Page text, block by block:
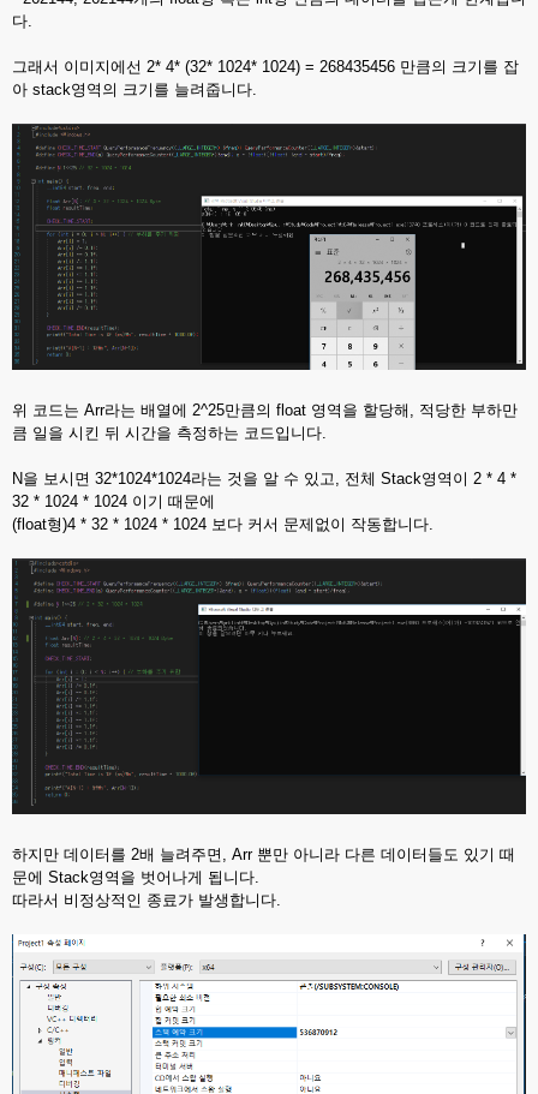
다.
그래서 이미지에선 2* 4* (32* 1024* 1024) = 268435456 만큼의 크기를 잡
아 stack영역의 크기를 늘려줍니다.
위 코드는 Arr라는 배열에 2^25만큼의 float 영역을 할당해, 적당한 부하만
큼 일을 시킨 뒤 시간을 측정하는 코드입니다.
N을 보시면 32*1024*1024라는 것을 알 수 있고, 전체 Stack영역이 2 * 4 *
32 * 1024 * 1024 이기 때문에
(float형)4 * 32 * 1024 * 1024 보다 커서 문제없이 작동합니다.
하지만 데이터를 2배 늘려주면, Arr 뿐만 아니라 다른 데이터들도 있기 때
문에 Stack영역을 벗어나게 됩니다.
따라서 비정상적인 종료가 발생합니다.